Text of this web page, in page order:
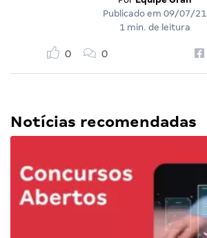
Publicado em 09/07/21
1 min. de leitura
0 0
Notícias recomendadas